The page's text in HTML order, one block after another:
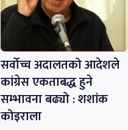
सर्वोच्च अदालतको आदेशले
कांग्रेस एकताबद्ध हुने
सम्भावना बढ्यो : शशांक
कोइराला